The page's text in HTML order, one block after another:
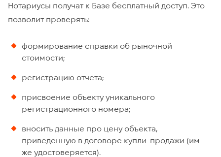
Нотариусы получат к Базе бесплатный доступ. Это
позволит проверять:
формирование справки об рыночной
стоимости;
регистрацию отчета;
присвоение объекту уникального
регистрационного номера;
вносить данные про цену объекта,
приведенную в договоре купли-продажи (им
же удостоверяется).